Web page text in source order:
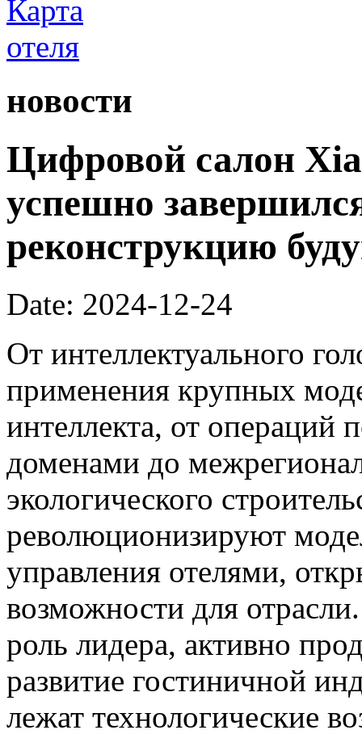
новости
Цифровой салон
успешно
реконструкцию
Date: 2024-12-24
От интеллектуального
применения крупных
интеллекта, от
доменами до
экологического
революционизируют
управления отелями,
возможности для
роль лидера, активно
развитие гостиничной
лежат технологические